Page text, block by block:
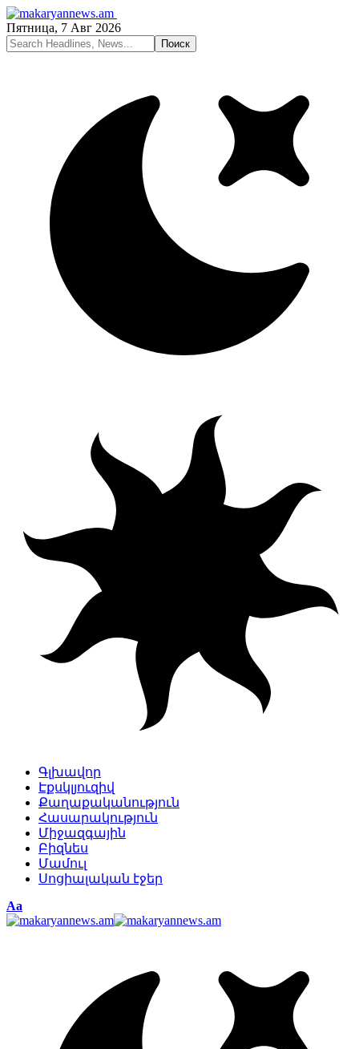
Пятница, 7 Авг 2026
Գլխավոր
Էքսկլյուզիվ
Քաղաքականություն
Հասարակություն
Միջազգային
Բիզնես
Մամուլ
Սոցիալական էջեր
Изменение
размера
Аа